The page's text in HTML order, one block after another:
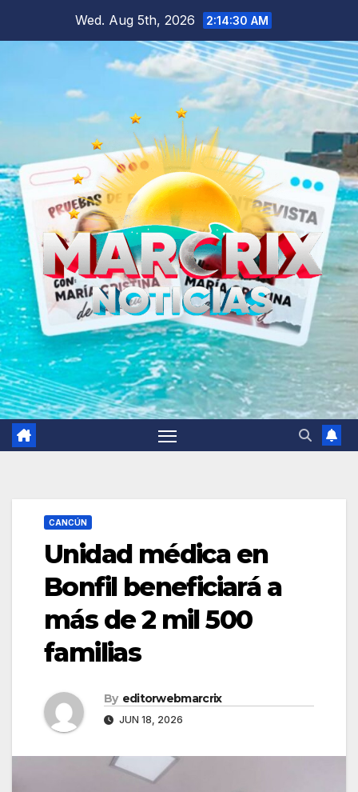
Wed. Aug 5th, 2026 2:14:31 AM
CANCÚN
Unidad médica en
Bonfil beneficiará a
más de 2 mil 500
familias
By editorwebmarcrix
JUN 18, 2026